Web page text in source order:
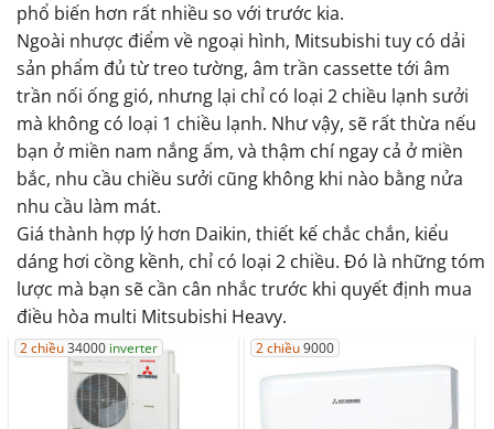
phổ biến hơn rất nhiều so với trước kia.
Ngoài nhược điểm về ngoại hình, Mitsubishi tuy có dải
sản phẩm đủ từ treo tường, âm trần cassette tới âm
trần nối ống gió, nhưng lại chỉ có loại 2 chiều lạnh sưởi
mà không có loại 1 chiều lạnh. Như vậy, sẽ rất thừa nếu
bạn ở miền nam nắng ấm, và thậm chí ngay cả ở miền
bắc, nhu cầu chiều sưởi cũng không khi nào bằng nửa
nhu cầu làm mát.
Giá thành hợp lý hơn Daikin, thiết kế chắc chắn, kiểu
dáng hơi cồng kềnh, chỉ có loại 2 chiều. Đó là những tóm
lược mà bạn sẽ cần cân nhắc trước khi quyết định mua
điều hòa multi Mitsubishi Heavy.
2 chiều34000 inverter 2 chiều9000